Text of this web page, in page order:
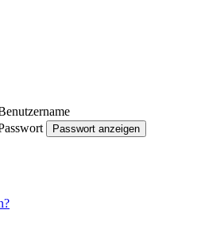
Passwort anzeigen